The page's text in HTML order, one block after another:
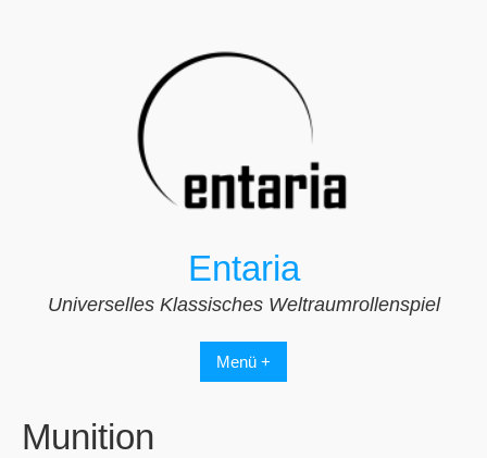
Entaria
Universelles Klassisches Weltraumrollenspiel
Menü +
Munition